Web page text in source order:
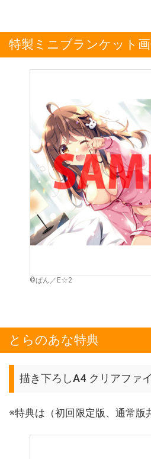
特製ミニブランケット
©ぱん／E☆2
とらのあな特典
描き下ろしA4 クリアファ
※特典は（初回限定版、通常版